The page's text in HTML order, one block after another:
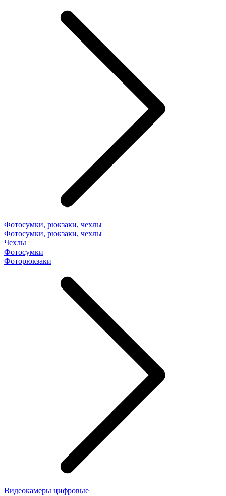
Фотосумки, рюкзаки, чехлы
Фотосумки, рюкзаки, чехлы
Чехлы
Фотосумки
Фоторюкзаки
Видеокамеры цифровые